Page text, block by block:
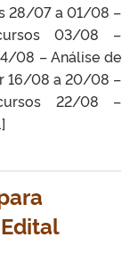
28/07 a 01/08 –
03/08 –
08 – Análise de
16/08 a 20/08 –
22/08 –